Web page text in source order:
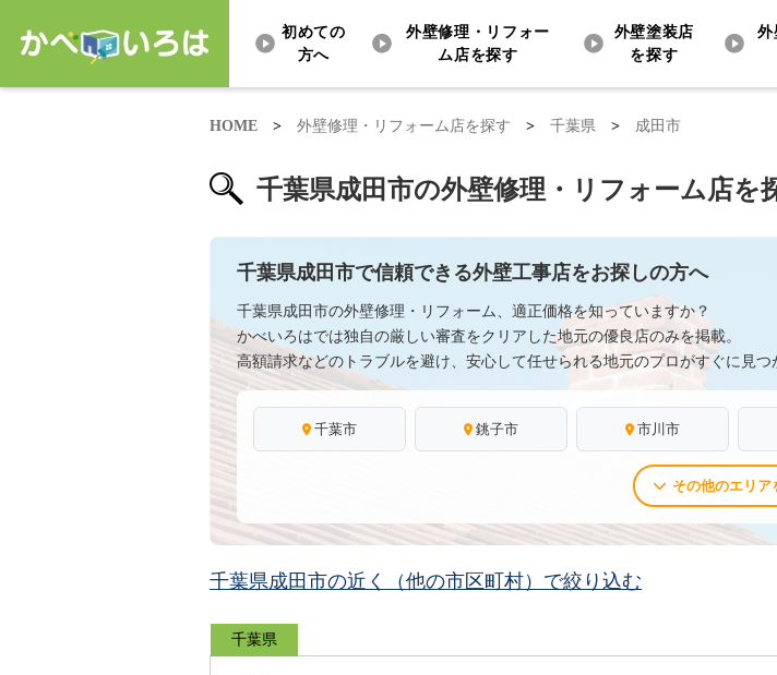
初めての
方へ
外壁修理・リフォー
ム店を探す
外壁塗装店
を探す
外
HOME > 外壁修理・リフォーム店を探す > 千葉県 > 成田市
千葉県成田市の外壁修理・リフォーム店を
千葉県成田市で信頼できる外壁工事店をお探しの方へ
千葉県成田市の外壁修理・リフォーム、適正価格を知っていますか？
かべいろはでは独自の厳しい審査をクリアした地元の優良店のみを掲載。
高額請求などのトラブルを避け、安心して任せられる地元のプロがすぐに見つ
千葉市 銚子市 市川市
その他のエリア
千葉県成田市の近く（他の市区町村）で絞り込む
千葉県